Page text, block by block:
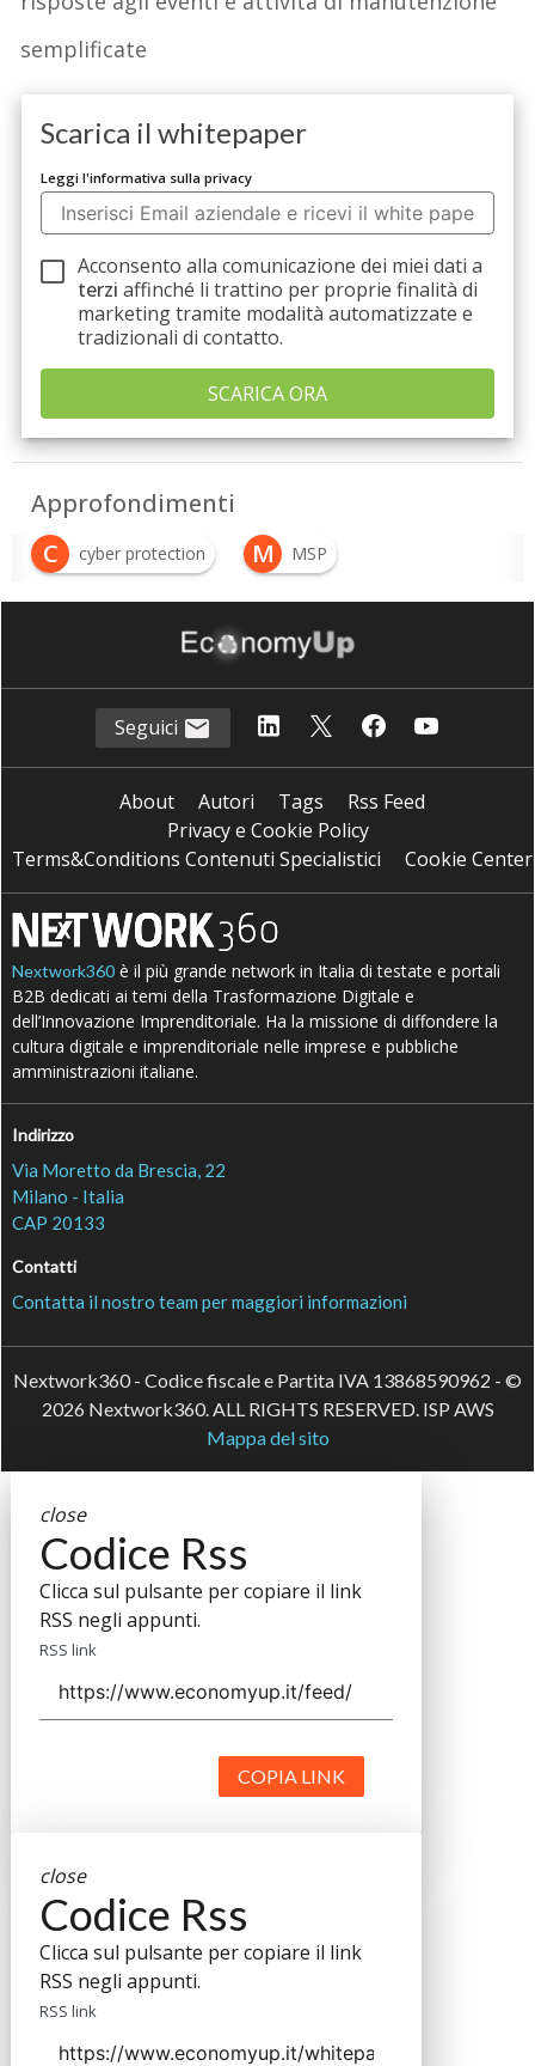
semplificate
Scarica il whitepaper
Leggi l'informativa sulla privacy
Acconsento alla comunicazione dei miei dati a
terzi affinché li trattino per proprie finalità di
marketing tramite modalità automatizzate e
tradizionali di contatto.
Approfondimenti
C
cyber protection M MSP
Seguici
About Autori Tags
Rss Feed
Privacy e Cookie Policy
Terms&Conditions Contenuti Specialistici
Cookie Center
Nextwork360 è il più grande network in Italia di testate e portali
B2B dedicati ai temi della Trasformazione Digitale e
dell’Innovazione Imprenditoriale. Ha la missione di diffondere la
cultura digitale e imprenditoriale nelle imprese e pubbliche
amministrazioni italiane.
Indirizzo
Via Moretto da Brescia, 22
Milano - Italia
CAP 20133
Contatti
Contatta il nostro team per maggiori informazioni
Nextwork360 - Codice fiscale e Partita IVA 13868590962 - ©
2026 Nextwork360. ALL RIGHTS RESERVED. ISP AWS
Mappa del sito
close
Codice Rss
Clicca sul pulsante per copiare il link
RSS negli appunti.
RSS link
COPIA LINK
close
Codice Rss
Clicca sul pulsante per copiare il link
RSS negli appunti.
RSS link